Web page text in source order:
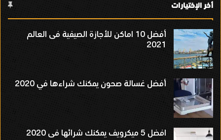
أخر الإختيارات
أفضل 10 اماكن للأجازة الصيفية فى العالم
2021
أفضل غسالة صحون يمكنك شراءها في 2020
افضل 5 ميكرويف يمكنك شرائها فى 2020